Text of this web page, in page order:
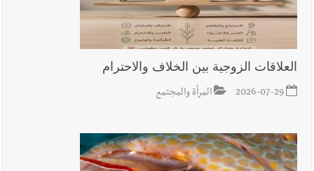
حول الجيش في هذه المرحلة الدقيقة
أخبار لبنان
مؤسسة مياه لبنان الجنوبي : جيش العدوالاسرائيلي
يستهدف فرق المؤسسة أثناء عملهم في عيتا الجبل
أخبار لبنان بهية الحريري تقدم بإسم الرئيس سعد الحريري التعازي
بوفاة الراحل ميشال معلولي
العلاقات الزوجية بين الخلاف والاحترام
2026-07-29 المرأة والمجتمع